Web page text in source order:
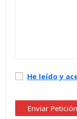
Política
privacidad*
He leído y
Enviar Petición